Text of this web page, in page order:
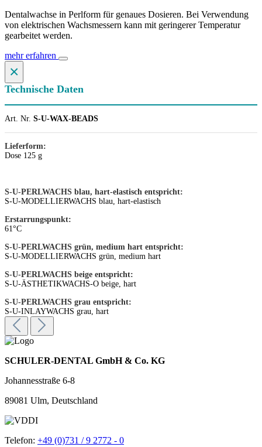
Dentalwachse in Perlform für genaues Dosieren. Bei Verwendung
von elektrischen Wachsmessern kann mit geringerer Temperatur
gearbeitet werden.
mehr erfahren
×
Technische Daten
Art. Nr. S-U-WAX-BEADS
Lieferform:
Dose 125 g
S-U-PERLWACHS blau, hart-elastisch entspricht:
S-U-MODELLIER­WACHS blau, hart-elastisch
Erstarrungspunkt:
61°C
S-U-PERLWACHS grün, medium hart entspricht:
S-U-MODELLIERWACHS grün, medium hart
S-U-PERLWACHS beige entspricht:
S-U-ÄSTHETIKWACHS-O beige, hart
S-U-PERLWACHS grau entspricht:
S-U-INLAYWACHS grau, hart
SCHULER-DENTAL GmbH & Co. KG
Johannesstraße 6-8
89081 Ulm, Deutschland
Telefon: +49 (0)731 / 9 2772 - 0